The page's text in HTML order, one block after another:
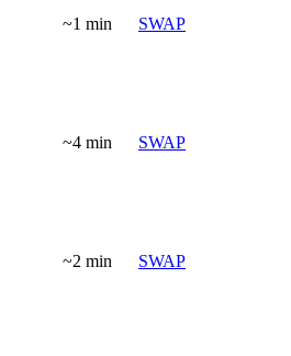
~1 min SWAP
~4 min SWAP
~2 min SWAP